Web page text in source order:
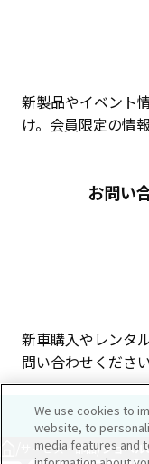
新製品やイベント
け。会員限定の情
お問い
新車購入やレンタ
問い合わせください
サービス・部品/ショベル
We use cookies to
website, to
media features and